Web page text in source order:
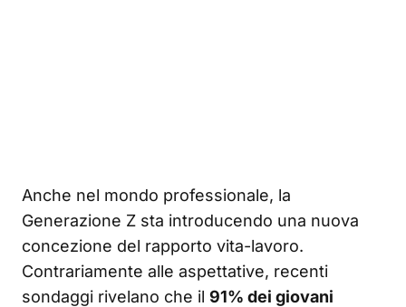
Anche nel mondo professionale, la
Generazione Z sta introducendo una nuova
concezione del rapporto vita-lavoro.
Contrariamente alle aspettative, recenti
sondaggi rivelano che il 91% dei giovani